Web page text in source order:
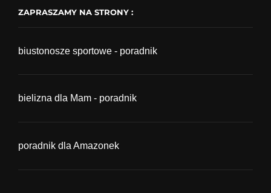
ZAPRASZAMY NA STRONY :
biustonosze sportowe - poradnik
bielizna dla Mam - poradnik
poradnik dla Amazonek